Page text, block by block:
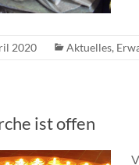
2020 Aktuelles,
ist offen